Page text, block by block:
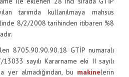
tarımda kullanılmaya mahsus
8/2/2008 tarihinden itibaren %8
8705.90.90.90.18 GTİP numaralı
sayılı Kararname eki II sayılı
yer almadığından, bu makinelerin